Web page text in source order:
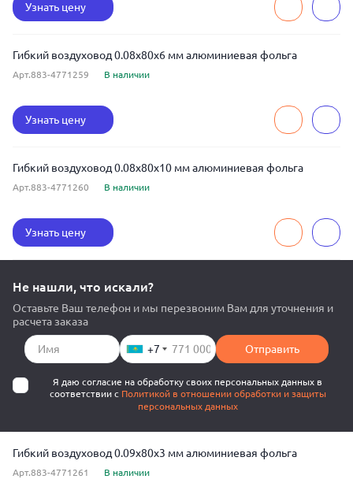
Узнать цену
Гибкий воздуховод 0.08x80x6 мм алюминиевая фольга
Арт.883-4771259 В наличии
Узнать цену
Гибкий воздуховод 0.08x80x10 мм алюминиевая фольга
Арт.883-4771260 В наличии
Узнать цену
Не нашли, что искали?
Оставьте Ваш телефон и мы перезвоним Вам для уточнения и
расчета заказа
+7 Отправить
Я даю согласие на обработку своих персональных данных в
соответствии с Политикой в отношении обработки и защиты
персональных данных
Гибкий воздуховод 0.09x80x3 мм алюминиевая фольга
Арт.883-4771261 В наличии